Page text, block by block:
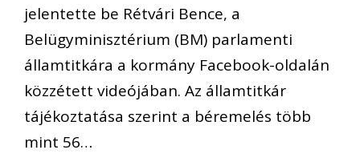
jelentette be Rétvári Bence, a
Belügyminisztérium (BM) parlamenti
államtitkára a kormány Facebook-oldalán
közzétett videójában. Az államtitkár
tájékoztatása szerint a béremelés több
mint 56…